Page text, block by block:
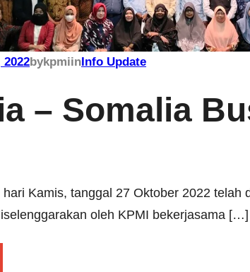
2022bykpmiinInfo Update
– Somalia
Kamis, tanggal 27 Oktober 2022 telah
oleh KPMI bekerjasama […]